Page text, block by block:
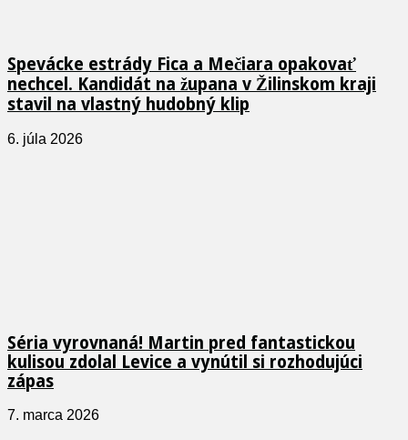
Spevácke estrády Fica a Mečiara opakovať
nechcel. Kandidát na župana v Žilinskom kraji
stavil na vlastný hudobný klip
6. júla 2026
Séria vyrovnaná! Martin pred fantastickou
kulisou zdolal Levice a vynútil si rozhodujúci
zápas
7. marca 2026